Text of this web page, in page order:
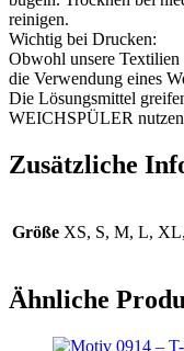
reinigen.
Wichtig bei Drucken:
Obwohl unsere
die Verwendung eines
Die Lösungsmittel
WEICHSPÜLER
Zusätzliche
Größe XS, S, M, L,
Ähnliche